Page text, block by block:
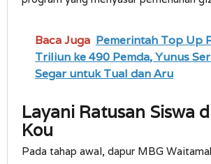
Baca Juga Pemerintah Top Up
Triliun ke 490 Pemda, Yunus
Segar untuk Tual dan Aru
Layani Ratusan Siswa
Kou
Pada tahap awal, dapur MBG